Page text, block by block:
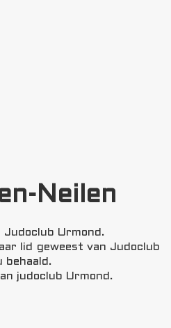
Neilen
Urmond.
lid geweest van Judoclub
behaald.
judoclub Urmond.